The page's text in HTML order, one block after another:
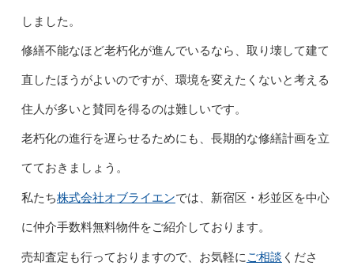
しました。
修繕不能なほど老朽化が進んでいるなら、取り壊して建て
直したほうがよいのですが、環境を変えたくないと考える
住人が多いと賛同を得るのは難しいです。
老朽化の進行を遅らせるためにも、長期的な修繕計画を立
てておきましょう。
私たち株式会社オブライエンでは、新宿区・杉並区を中心
に仲介手数料無料物件をご紹介しております。
売却査定も行っておりますので、お気軽に ご相談 くださ